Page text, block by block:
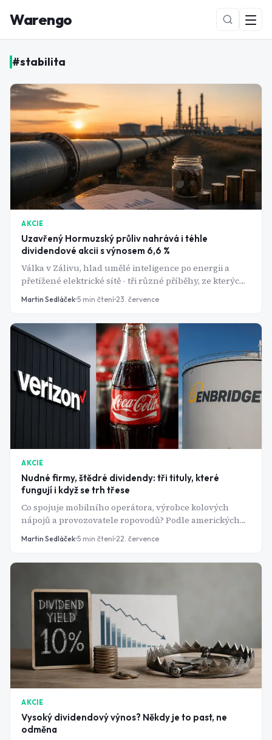
Warengo
NOVÉ
#stabilita
AKCIE
Uzavřený Hormuzský průliv nahrává i téhle
dividendové akcii s výnosem 6,6 %
Válka v Zálivu, hlad umělé inteligence po energii a
přetížené elektrické sítě - tři různé příběhy, ze kterých
těží jedna americká potrubní firma s dividendovým
Martin Sedláček 5 min čtení 23. července
AKCIE
Nudné firmy, štědré dividendy: tři tituly, které
fungují i když se trh třese
Co spojuje mobilního operátora, výrobce kolových
nápojů a provozovatele ropovodů? Podle amerických
analytiků jde o tři z nejspolehlivějších dividendových
Martin Sedláček 5 min čtení 22. července
AKCIE
Vysoký dividendový výnos? Někdy je to past, ne
odměna